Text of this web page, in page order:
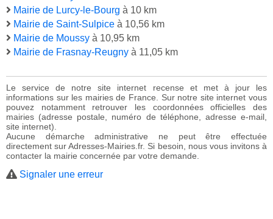
Mairie de Lurcy-le-Bourg à 10 km
Mairie de Saint-Sulpice à 10,56 km
Mairie de Moussy à 10,95 km
Mairie de Frasnay-Reugny à 11,05 km
Le service de notre site internet recense et met à jour les
informations sur les mairies de France. Sur notre site internet vous
pouvez notamment retrouver les coordonnées officielles des
mairies (adresse postale, numéro de téléphone, adresse e-mail,
site internet).
Aucune démarche administrative ne peut être effectuée
directement sur Adresses-Mairies.fr. Si besoin, nous vous invitons à
contacter la mairie concernée par votre demande.
Signaler une erreur